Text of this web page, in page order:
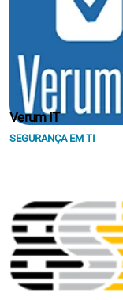
Verum IT
SEGURANÇA EM TI